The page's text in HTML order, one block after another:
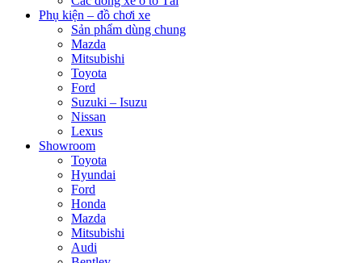
Phụ kiện – đồ chơi xe
Sản phẩm dùng chung
Mazda
Mitsubishi
Toyota
Ford
Suzuki – Isuzu
Nissan
Lexus
Showroom
Toyota
Hyundai
Ford
Honda
Mazda
Mitsubishi
Audi